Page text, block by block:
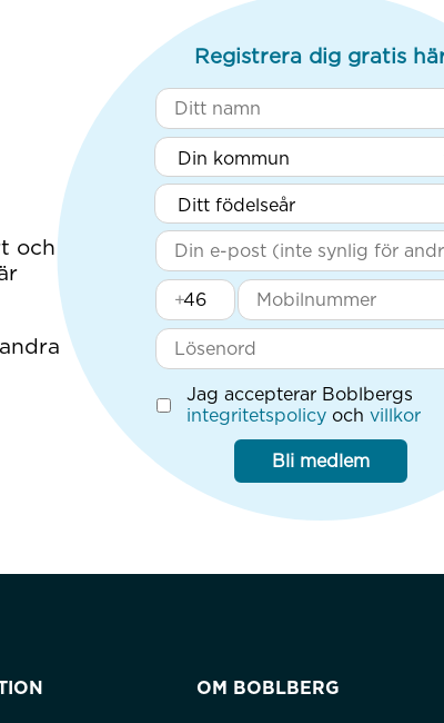
och
andra
Registrera dig gratis
+
Jag accepterar Boblbergs
integritetspolicy och villkor
Bli medlem
OM BOBLBERG